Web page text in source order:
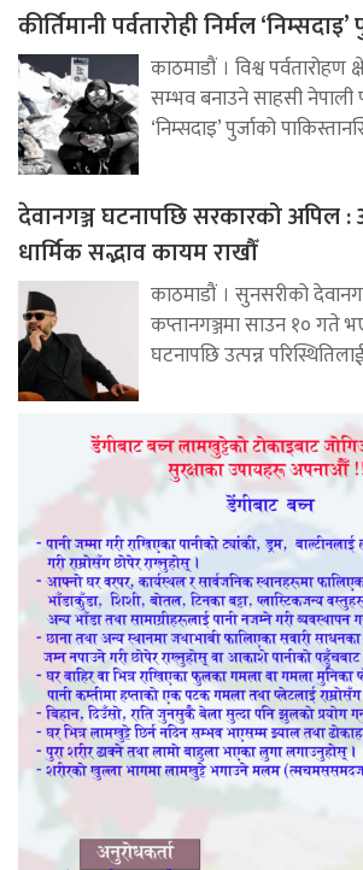
कीर्तिमानी पर्वतारोही निर्मल
काठमाडौं । विश्व पर्वतारोहण
सम्भव बनाउने साहसी नेपाली
‘निम्सदाइ’ पुर्जाको
देवानगञ्ज घटनापछि सरकारको
धार्मिक सद्भाव कायम राखौँ
काठमाडौं । सुनसरीको
कप्तानगञ्जमा साउन १० गते
घटनापछि उत्पन्न